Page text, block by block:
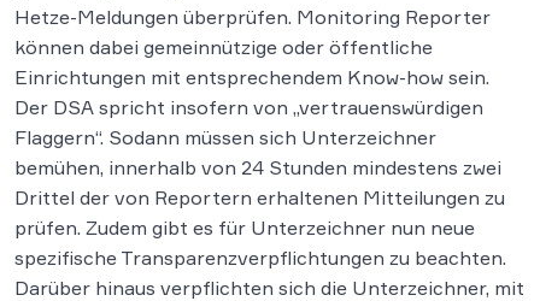
Hetze-Meldungen überprüfen. Monitoring Reporter
können dabei gemeinnützige oder öffentliche
Einrichtungen mit entsprechendem Know-how sein.
Der DSA spricht insofern von „vertrauenswürdigen
Flaggern“. Sodann müssen sich Unterzeichner
bemühen, innerhalb von 24 Stunden mindestens zwei
Drittel der von Reportern erhaltenen Mitteilungen zu
prüfen. Zudem gibt es für Unterzeichner nun neue
spezifische Transparenzverpflichtungen zu beachten.
Darüber hinaus verpflichten sich die Unterzeichner, mit